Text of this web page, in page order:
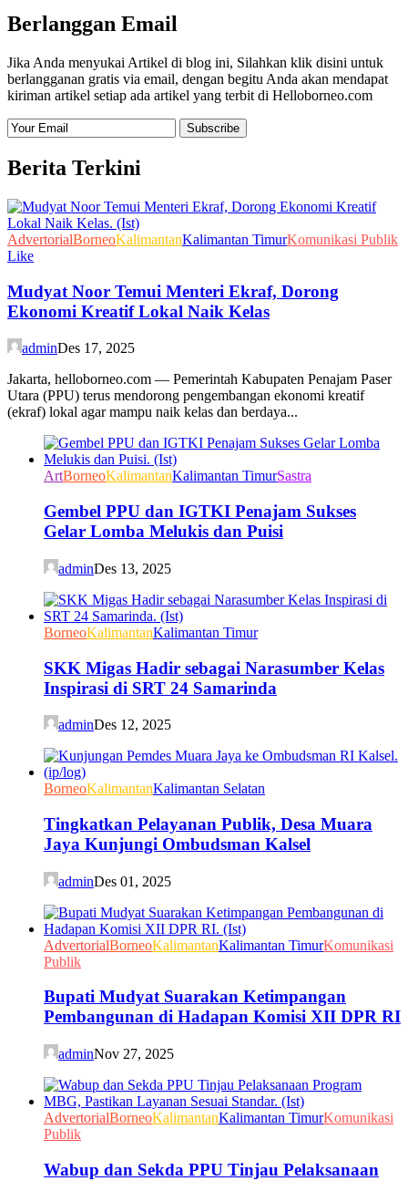
Berlanggan Email
Jika Anda menyukai Artikel di blog ini, Silahkan klik disini untuk
berlangganan gratis via email, dengan begitu Anda akan mendapat
kiriman artikel setiap ada artikel yang terbit di Helloborneo.com
Berita Terkini
AdvertorialBorneoKalimantanKalimantan TimurKomunikasi Publik
Like
Mudyat Noor Temui Menteri Ekraf, Dorong
Ekonomi Kreatif Lokal Naik Kelas
adminDes 17, 2025
Jakarta, helloborneo.com — Pemerintah Kabupaten Penajam Paser
Utara (PPU) terus mendorong pengembangan ekonomi kreatif
(ekraf) lokal agar mampu naik kelas dan berdaya...
ArtBorneoKalimantanKalimantan TimurSastra
Gembel PPU dan IGTKI Penajam Sukses
Gelar Lomba Melukis dan Puisi
adminDes 13, 2025
BorneoKalimantanKalimantan Timur
SKK Migas Hadir sebagai Narasumber Kelas
Inspirasi di SRT 24 Samarinda
adminDes 12, 2025
BorneoKalimantanKalimantan Selatan
Tingkatkan Pelayanan Publik, Desa Muara
Jaya Kunjungi Ombudsman Kalsel
adminDes 01, 2025
AdvertorialBorneoKalimantanKalimantan TimurKomunikasi
Publik
Bupati Mudyat Suarakan Ketimpangan
Pembangunan di Hadapan Komisi XII DPR RI
adminNov 27, 2025
AdvertorialBorneoKalimantanKalimantan TimurKomunikasi
Publik
Wabup dan Sekda PPU Tinjau Pelaksanaan